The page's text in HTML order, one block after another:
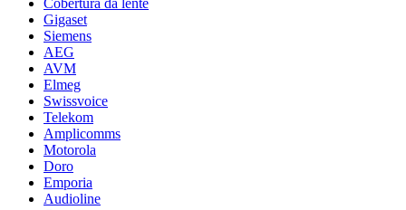
Cobertura da lente
Gigaset
Siemens
AEG
AVM
Elmeg
Swissvoice
Telekom
Amplicomms
Motorola
Doro
Emporia
Audioline